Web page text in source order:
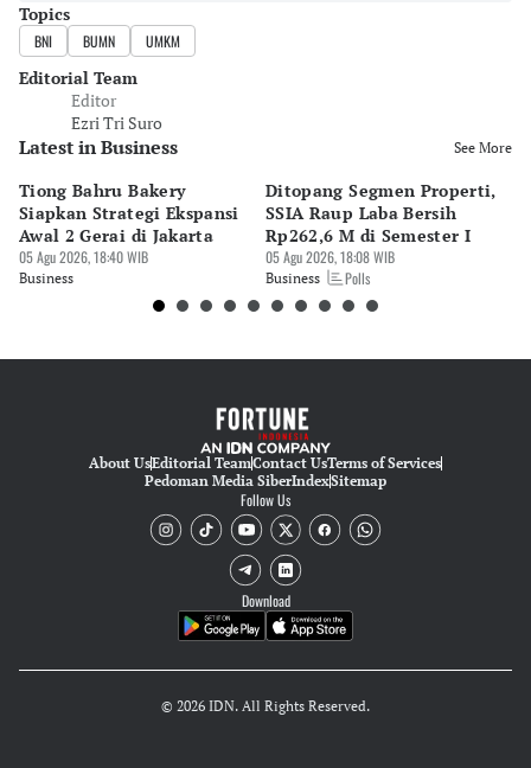
Topics
BNI BUMN UMKM
Editorial Team
Editor
Ezri Tri Suro
Latest in Business See More
Tiong Bahru Bakery
Siapkan Strategi Ekspansi
Awal 2 Gerai di Jakarta
05 Agu 2026, 18:40 WIB
Business
Ditopang Segmen Properti,
SSIA Raup Laba Bersih
Rp262,6 M di Semester I
05 Agu 2026, 18:08 WIB
Business Polls
About UsEditorial TeamContact UsTerms of Services
Pedoman Media SiberIndexSitemap
Follow Us
Download
© 2026 IDN. All Rights Reserved.